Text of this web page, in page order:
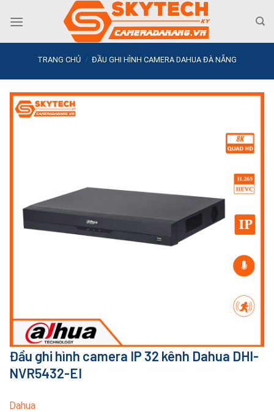
TRANG CHỦ / ĐẦU GHI HÌNH CAMERA DAHUA ĐÀ NẴNG
Đầu ghi hình camera IP 32 kênh Dahua DHI-
NVR5432-EI
Dahua